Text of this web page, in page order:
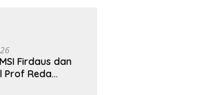
Firdaus dan
Prof Reda